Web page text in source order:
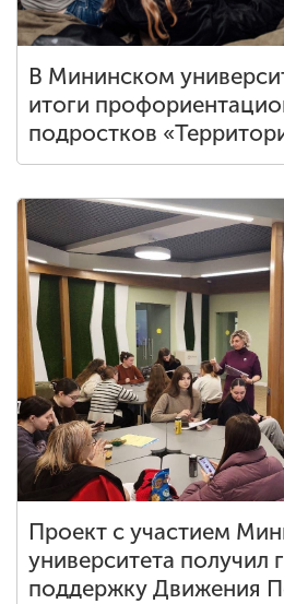
В Мининском
итоги
подростков
Проект с участием
университета получил
поддержку Движения